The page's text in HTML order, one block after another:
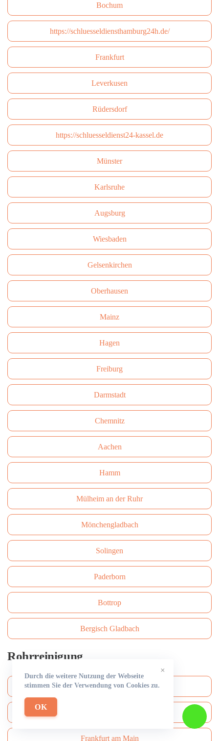
Bochum
https://schluesseldiensthamburg24h.de/
Frankfurt
Leverkusen
Rüdersdorf
https://schluesseldienst24-kassel.de
Münster
Karlsruhe
Augsburg
Wiesbaden
Gelsenkirchen
Oberhausen
Mainz
Hagen
Freiburg
Darmstadt
Сhemnitz
Aachen
Hamm
Mülheim an der Ruhr
Mönchengladbach
Solingen
Paderborn
Bottrop
Bergisch Gladbach
Rohrreinigung
Köln
Frankfurt am Main
×
Durch die weitere Nutzung der Webseite
stimmen Sie der Verwendung von Cookies zu.
OK